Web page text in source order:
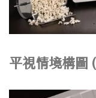
平視情境構圖